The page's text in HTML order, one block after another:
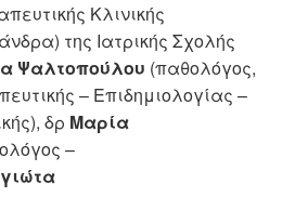
Κλινικής
της Ιατρικής Σχολής
Ψαλτοπούλου (παθολόγος,
– Επιδημιολογίας –
δρ Μαρία
–